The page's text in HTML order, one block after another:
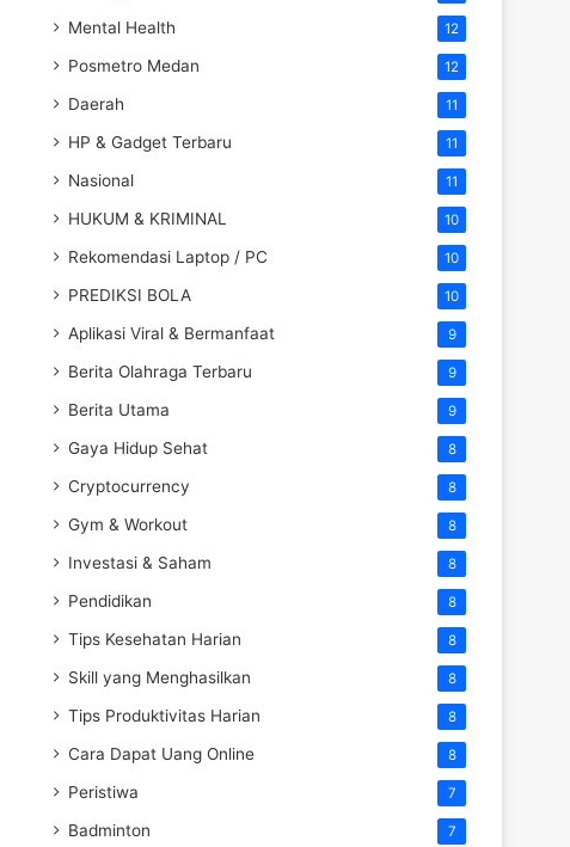
Mental Health 12
Posmetro Medan 12
Daerah 11
HP & Gadget Terbaru 11
Nasional 11
HUKUM & KRIMINAL 10
Rekomendasi Laptop / PC 10
PREDIKSI BOLA 10
Aplikasi Viral & Bermanfaat 9
Berita Olahraga Terbaru 9
Berita Utama 9
Gaya Hidup Sehat 8
Cryptocurrency 8
Gym & Workout 8
Investasi & Saham 8
Pendidikan 8
Tips Kesehatan Harian 8
Skill yang Menghasilkan 8
Tips Produktivitas Harian 8
Cara Dapat Uang Online 8
Peristiwa 7
Badminton 7